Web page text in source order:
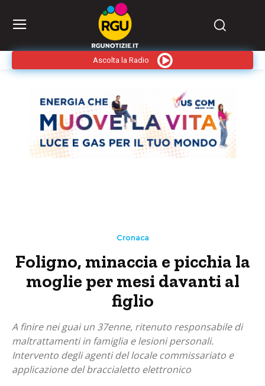
Ascolta la Radio
Cronaca
Foligno, minaccia e picchia la
moglie per mesi davanti al
figlio
A finire nei guai un 37enne, ritenuto responsabile di
maltrattamenti in famiglia e lesioni personali.
Intervento degli agenti del locale commissariato e
applicazione del braccialetto elettronico